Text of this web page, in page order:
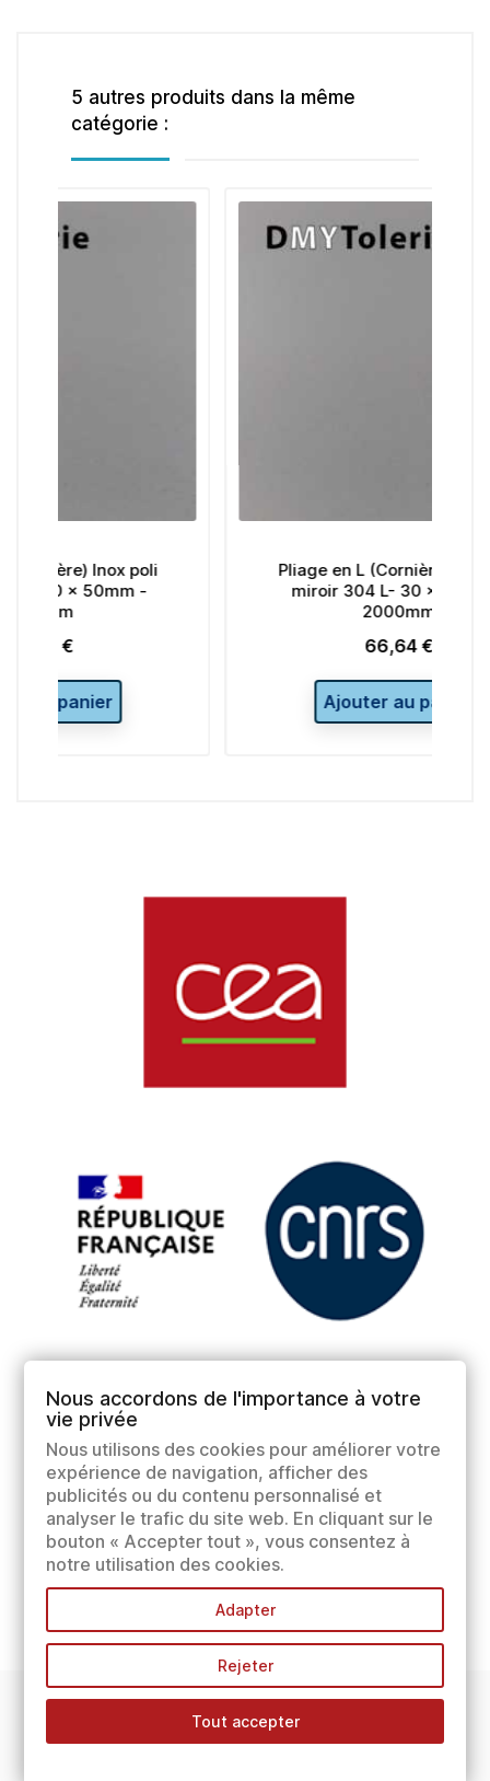
5 autres produits dans la même
catégorie :
Pliage en L (Cornière) Inox poli
miroir 304 L- 30 x 30mm -
Ajouter au panier
Nous accordons de l'importance à votre
vie privée
Nous utilisons des cookies pour améliorer votre
expérience de navigation, afficher des
publicités ou du contenu personnalisé et
analyser le trafic du site web. En cliquant sur le
bouton « Accepter tout », vous consentez à
notre utilisation des cookies.
Adapter
Rejeter
Tout accepter